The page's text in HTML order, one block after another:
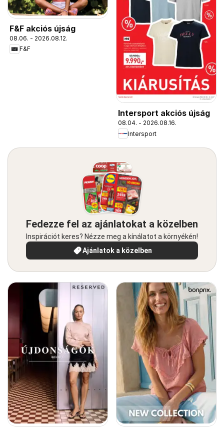
F&F akciós újság
08.06. - 2026.08.12.
F&F
Intersport akciós újság
08.04. - 2026.08.16.
Intersport
Fedezze fel az ajánlatokat a közelben
Inspirációt keres? Nézze meg a kínálatot a környékén!
Ajánlatok a közelben